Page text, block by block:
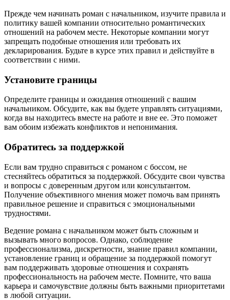
Прежде чем начинать роман с начальником, изучите правила и
политику вашей компании относительно романтических
отношений на рабочем месте. Некоторые компании могут
запрещать подобные отношения или требовать их
декларирования. Будьте в курсе этих правил и действуйте в
соответствии с ними.
Установите границы
Определите границы и ожидания отношений с вашим
начальником. Обсудите, как вы будете управлять ситуациями,
когда вы находитесь вместе на работе и вне ее. Это поможет
вам обоим избежать конфликтов и непонимания.
Обратитесь за поддержкой
Если вам трудно справиться с романом с боссом, не
стесняйтесь обратиться за поддержкой. Обсудите свои чувства
и вопросы с доверенным другом или консультантом.
Получение объективного мнения может помочь вам принять
правильное решение и справиться с эмоциональными
трудностями.
Ведение романа с начальником может быть сложным и
вызывать много вопросов. Однако, соблюдение
профессионализма, дискретности, знание правил компании,
установление границ и обращение за поддержкой помогут
вам поддерживать здоровые отношения и сохранять
профессиональность на рабочем месте. Помните, что ваша
карьера и самочувствие должны быть важными приоритетами
в любой ситуации.